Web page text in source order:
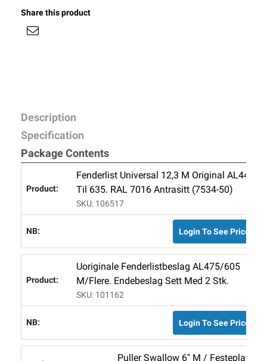
Share this product
Description
Specification
Package Contents
Fenderlist Universal 12,3 M Original AL445
Til 635. RAL 7016 Antrasitt (7534-50)
SKU: 106517
Login To See Price
Uoriginale Fenderlistbeslag AL475/605
M/flere. Endebeslag Sett Med 2 Stk.
SKU: 101162
Login To See Price
Puller Swallow 6" M / Festeplate.